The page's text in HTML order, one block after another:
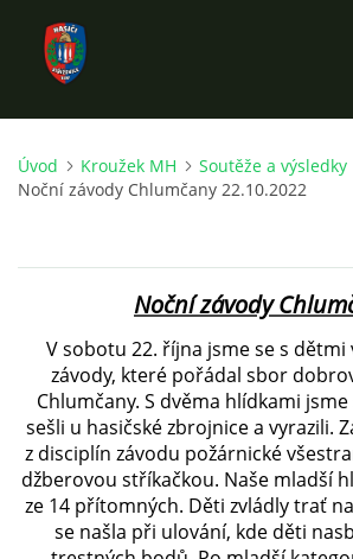
ÚVOD
VÝKONNÝ VÝBOR SBORU
DOKUMENTY
VÝJEZDOVÁ JEDNOTKA
FOTOGALERIE
Úvod Kroužek MH Soutěže a výsledky
Noční závody Chlumčany 22.10.2022
Noční závody
V sobotu 22. října jsme se s
závody, které pořádal sbor
Chlumčany. S dvěma hlídkami
sešli u hasičské zbrojnice a vyrazili.
z disciplín závodu požárnické
džberovou stříkačkou. Naše mladší
ze 14 přítomných. Děti zvládly trať
se našla při ulování, kde děti